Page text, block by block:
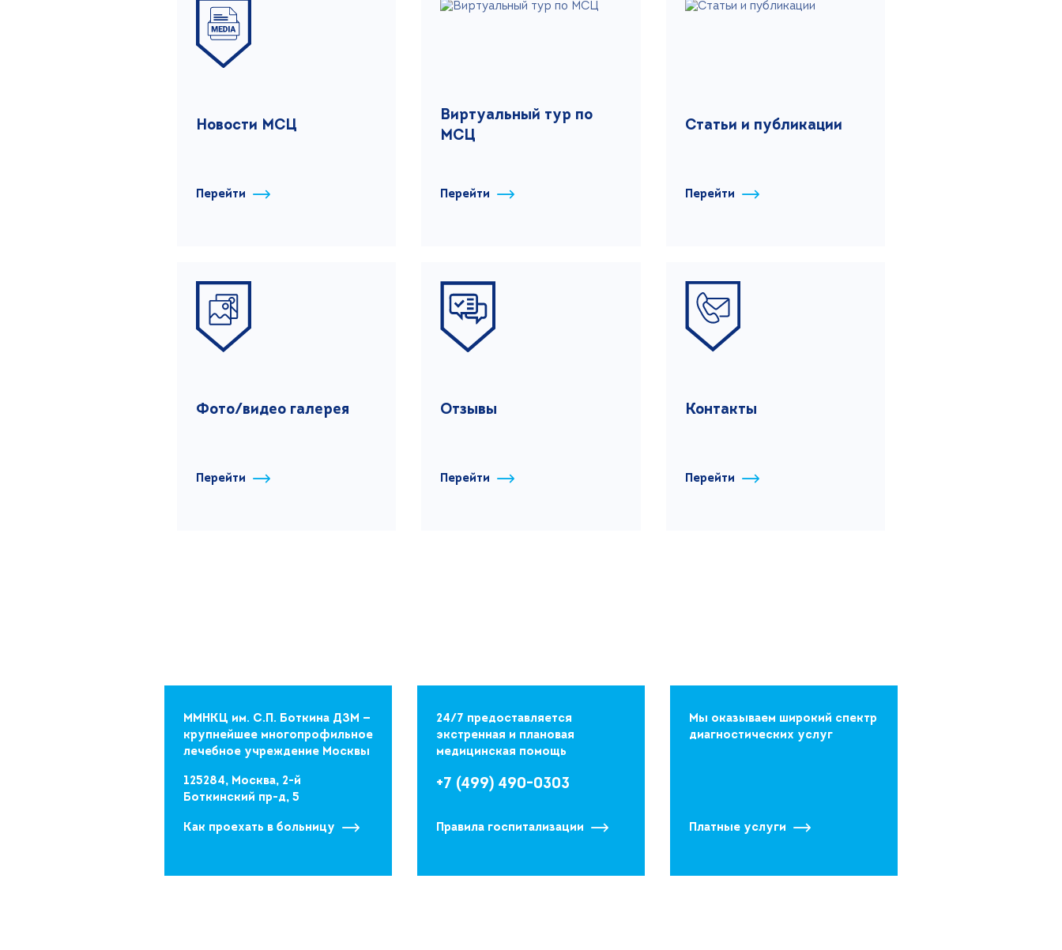
Новости МСЦ
Перейти
Виртуальный тур по
МСЦ
Перейти
Статьи и публикации
Перейти
Фото/видео галерея
Перейти
Отзывы
Перейти
Контакты
Перейти
ММНКЦ им. С.П. Боткина ДЗМ —
крупнейшее многопрофильное
лечебное учреждение Москвы
125284, Москва, 2-й
Боткинский пр-д, 5
Как проехать в больницу
24/7 предоставляется
экстренная и плановая
медицинская помощь
+7 (499) 490-0303
Правила госпитализации
Мы оказываем широкий спектр
диагностических услуг
Платные услуги